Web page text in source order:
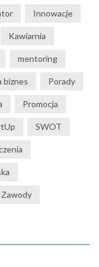
Innowacje
Kawiarnia
mentoring
biznes Porady
Promocja
SWOT
Zawody